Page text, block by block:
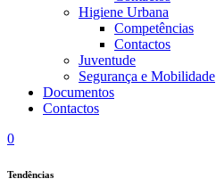
Higiene Urbana
Competências
Contactos
Juventude
Segurança e Mobilidade
Documentos
Contactos
0
Tendências